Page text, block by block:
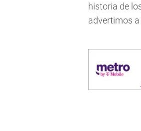
historia de
advertimos